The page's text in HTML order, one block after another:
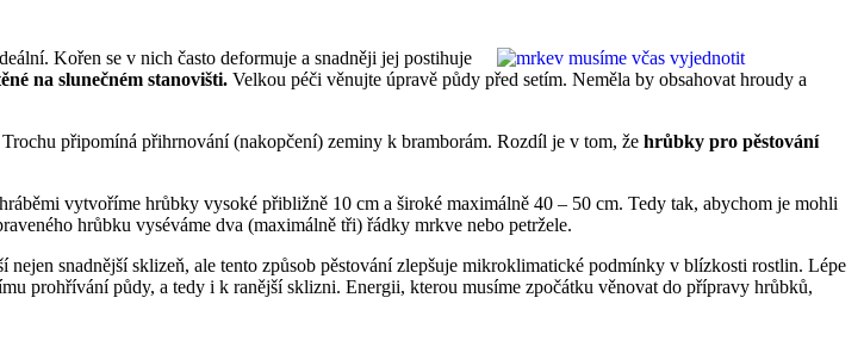
Kořen se v nich často deformuje a snadněji jej postihuje
na slunečném stanovišti. Velkou péči věnujte úpravě půdy před setím. Neměla by obsahovat hroudy a
připomíná přihrnování (nakopčení) zeminy k bramborám. Rozdíl je v tom, že hrůbky pro pěstování
vytvoříme hrůbky vysoké přibližně 10 cm a široké maximálně 40 – 50 cm. Tedy tak, abychom je mohli
hrůbku vyséváme dva (maximálně tři) řádky mrkve nebo petržele.
nejen snadnější sklizeň, ale tento způsob pěstování zlepšuje mikroklimatické podmínky v blízkosti rostlin. Lépe
prohřívání půdy, a tedy i k ranější sklizni. Energii, kterou musíme zpočátku věnovat do přípravy hrůbků,